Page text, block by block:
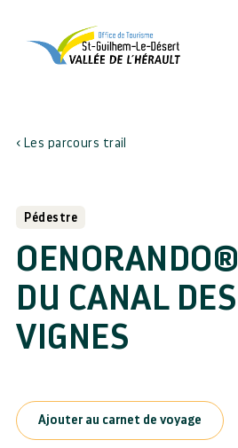
Les parcours trail
Pédestre
OENORANDO®
DU CANAL DES
VIGNES
Ajouter au carnet de voyage